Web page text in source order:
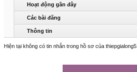
Hoạt động gần đây
Các bài đăng
Thông tin
Hiện tại không có tin nhắn trong hồ sơ của thiepgialong5.